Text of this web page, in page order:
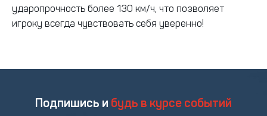
ударопрочность более 130 км/ч, что позволяет
игроку всегда чувствовать себя уверенно!
Подпишись и будь в курсе событий